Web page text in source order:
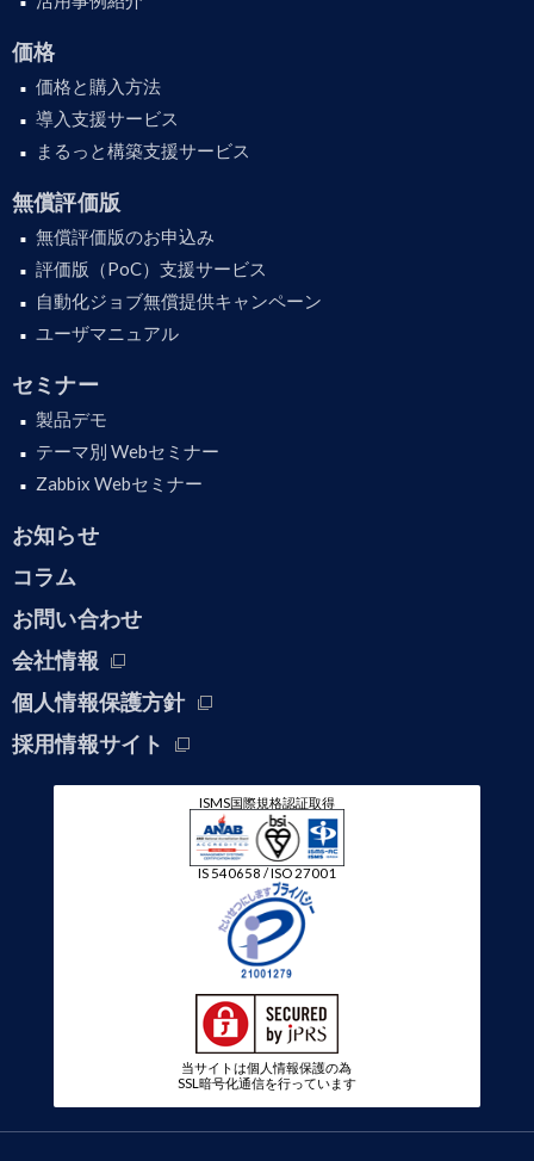
価格
価格と購入方法
導入支援サービス
まるっと構築支援サービス
無償評価版
無償評価版のお申込み
評価版（PoC）支援サービス
自動化ジョブ無償提供キャンペーン
ユーザマニュアル
セミナー
製品デモ
テーマ別 Webセミナー
Zabbix Webセミナー
お知らせ
コラム
お問い合わせ
会社情報
個人情報保護方針
採用情報サイト
ISMS国際規格認証取得
IS 540658 / ISO 27001
当サイトは個人情報保護の為
SSL暗号化通信を行っています